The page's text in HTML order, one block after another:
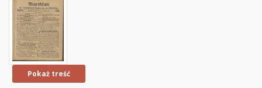
Pokaż treść